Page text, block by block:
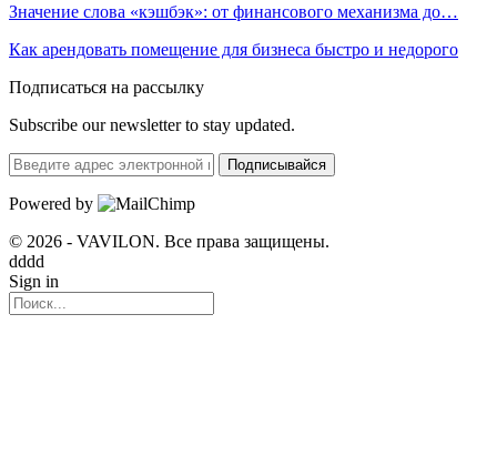
Значение слова «кэшбэк»: от финансового механизма до…
Как арендовать помещение для бизнеса быстро и недорого
Подписаться на рассылку
Subscribe our newsletter to stay updated.
Подписывайся
Powered by
© 2026 - VAVILON. Все права защищены.
dddd
Sign in